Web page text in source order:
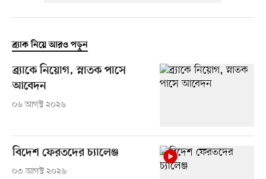
ব্র্যাক নিয়ে আরও পড়ুন
ব্র্যাকে নিয়োগ, স্নাতক পাসে
আবেদন
০৬ আগস্ট ২০২৬
বিদেশ ফেরতদের চ্যালেঞ্জ
০৩ আগস্ট ২০২৬